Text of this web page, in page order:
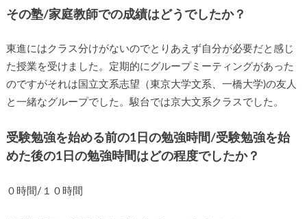
その塾/家庭教師での成績はどうでしたか？
東進にはクラス分けがないのでとりあえず自分が必要だと感じ
た授業を受けました。定期的にグループミーティングがあった
のですがそれは国立文系志望（東京大学文系、一橋大学)の友人
と一緒なグループでした。駿台では京大文系クラスでした。
受験勉強を始める前の1日の勉強時間/受験勉強を始
めた後の1日の勉強時間はどの程度でしたか？
０時間/１０時間